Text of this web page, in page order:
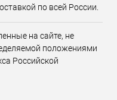
по всей России.
на сайте, не
положениями
Российской